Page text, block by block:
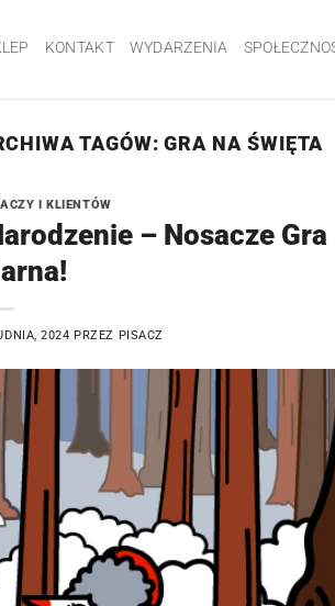
KONTAKT WYDARZENIA
TAGÓW:GRA NA ŚWIĘTA
I KLIENTÓW
– Nosacze Gra
2024 PRZEZ PISACZ